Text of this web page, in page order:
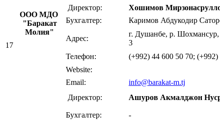
17
ООО МДО
"Баракат
Молия"
Директор:
Хошимов
Бухгалтер:
Каримов Абдукодир
Адрес:
г. Душанбе, р.
3
Телефон:
(+992) 44 600 50 70; (+992)
Website:
Email:
info@barakat-m.tj
Директор: Ашуров Акмалджон
Бухгалтер: -